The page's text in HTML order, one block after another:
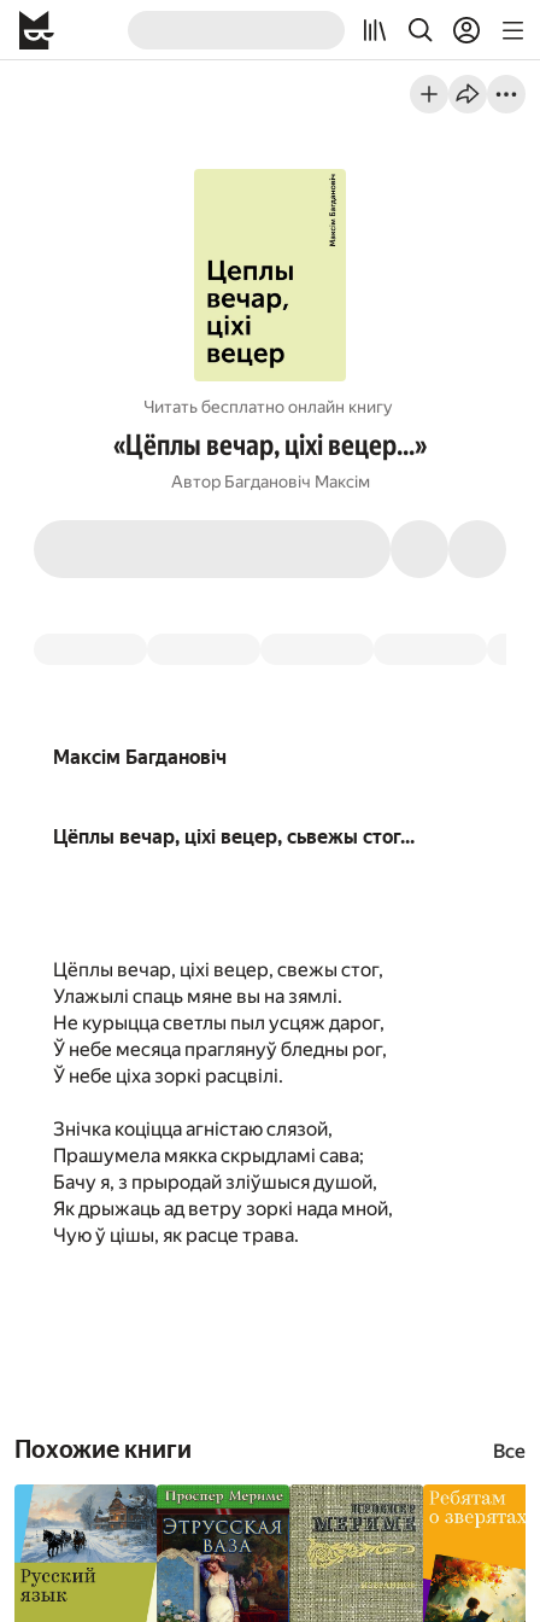
Читать бесплатно онлайн книгу
«Цёплы вечар, ціхі вецер…»
Автор Багдановіч Максім
Максім Багдановіч
Цёплы вечар, ціхі вецер, сьвежы стог...
Цёплы вечар, ціхі вецер, свежы стог,
Улажылі спаць мяне вы на зямлі.
Не курыцца светлы пыл усцяж дарог,
Ў небе месяца праглянуў бледны рог,
Ў небе ціха зоркі расцвілі.
Знічка коціцца агністаю слязой,
Прашумела мякка скрыдламі сава;
Бачу я, з прыродай зліўшыся душой,
Як дрыжаць ад ветру зоркі нада мной,
Чую ў цішы, як расце трава.
Похожие книги Все